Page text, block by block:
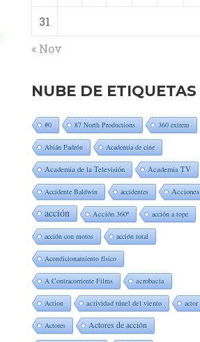
31
« Nov
NUBE DE ETIQUETAS
#0 87 North Productions 360 extrem
Abián Padrón Academia de cine
Academia de la Televisión Academia TV
Accidente Baldwin accidentes Acciones
acción Acción 360º acción a tope
acción con motos acción total
Acondicionamiento físico
A Contracorriente Films acrobacia
Action actividad túnel del viento actor
Actores Actores de acción